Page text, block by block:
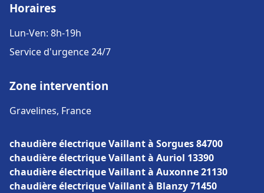
Horaires
Lun-Ven: 8h-19h
Service d'urgence 24/7
Zone intervention
Gravelines, France
chaudière électrique Vaillant à Sorgues 84700
chaudière électrique Vaillant à Auriol 13390
chaudière électrique Vaillant à Auxonne 21130
chaudière électrique Vaillant à Blanzy 71450